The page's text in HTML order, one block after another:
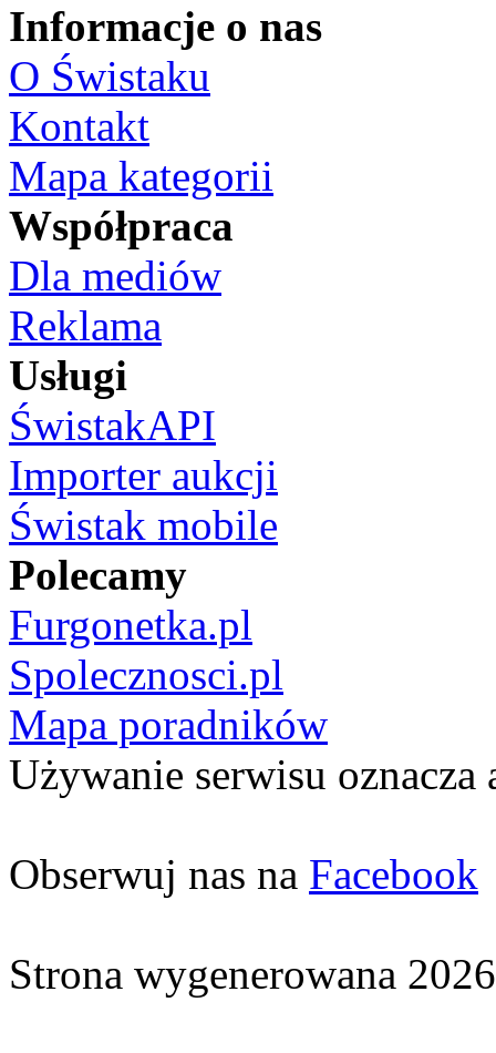
Informacje o nas
O Świstaku
Kontakt
Mapa kategorii
Współpraca
Dla mediów
Reklama
Usługi
ŚwistakAPI
Importer aukcji
Świstak mobile
Polecamy
Furgonetka.pl
Spolecznosci.pl
Mapa poradników
Używanie serwisu oznacza
Obserwuj nas na Facebook
Strona wygenerowana